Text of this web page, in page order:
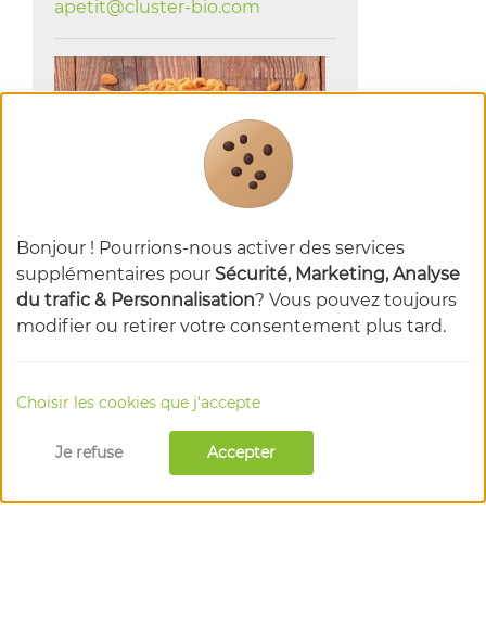
apetit@cluster-bio.com
Bonjour ! Pourrions-nous activer des services
supplémentaires pour Sécurité, Marketing, Analyse
du trafic & Personnalisation? Vous pouvez toujours
modifier ou retirer votre consentement plus tard.
Choisir les cookies que j'accepte
Je refuse Accepter